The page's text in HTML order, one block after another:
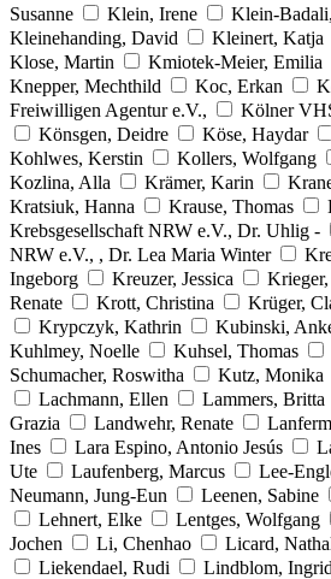
Susanne Klein, Irene
Klein-
Kleinehanding, David
Kleinert, Katja
Klose, Martin
Kmiotek-Meier, Emilia
Knepper, Mechthild
Koc, Erkan
Freiwilligen Agentur e.V.,
Kölner
Könsgen, Deidre
Köse, Haydar
Kohlwes, Kerstin
Kollers, Wolfgang
Kozlina, Alla
Krämer, Karin
Kratsiuk, Hanna
Krause, Thomas
Krebsgesellschaft NRW e.V., Dr. Uhlig -
NRW e.V., , Dr. Lea Maria Winter
Ingeborg
Kreuzer, Jessica
Renate
Krott, Christina Krüger,
Krypczyk, Kathrin
Kubinski,
Kuhlmey, Noelle
Kuhsel, Thomas
Schumacher, Roswitha
Kutz, Monika
Lachmann, Ellen
Lammers, Britta
Grazia
Landwehr, Renate
Ines
Lara Espino, Antonio Jesús
Ute
Laufenberg, Marcus Lee-
Neumann, Jung-Eun
Leenen, Sabine
Lehnert, Elke
Lentges, Wolfgang
Jochen
Li, Chenhao Licard,
Liekendael, Rudi
Lindblom, Ingrid